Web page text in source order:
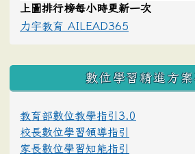
上圖排行榜每小時更新一次
力宇教育 AILEAD365
數位學習精進方案
教育部數位教學指引3.0
校長數位學習領導指引
家長數位學習知能指引